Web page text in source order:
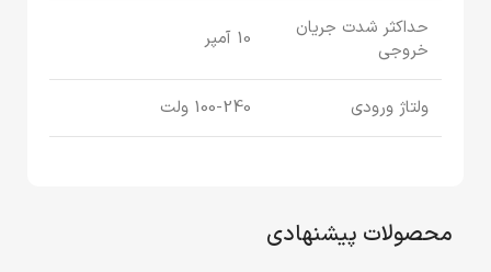
حداکثر شدت جریان
خروجی
10 آمپر
ولتاژ ورودی 100-240 ولت
محصولات پیشنهادی